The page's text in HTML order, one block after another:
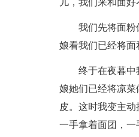
儿，我们来和面
我们先将面粉
娘看我们已经将面
终于在夜暮中
娘她们已经将凉
皮。这时我变主
一手拿着面团，